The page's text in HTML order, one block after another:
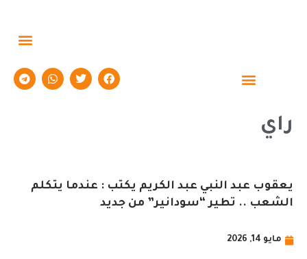
راي
يعقوب عبد النبي عبد الكريم يكتب : عندما يتكلم
الشعب .. تطير “سودانير” من جديد
مايو 14, 2026